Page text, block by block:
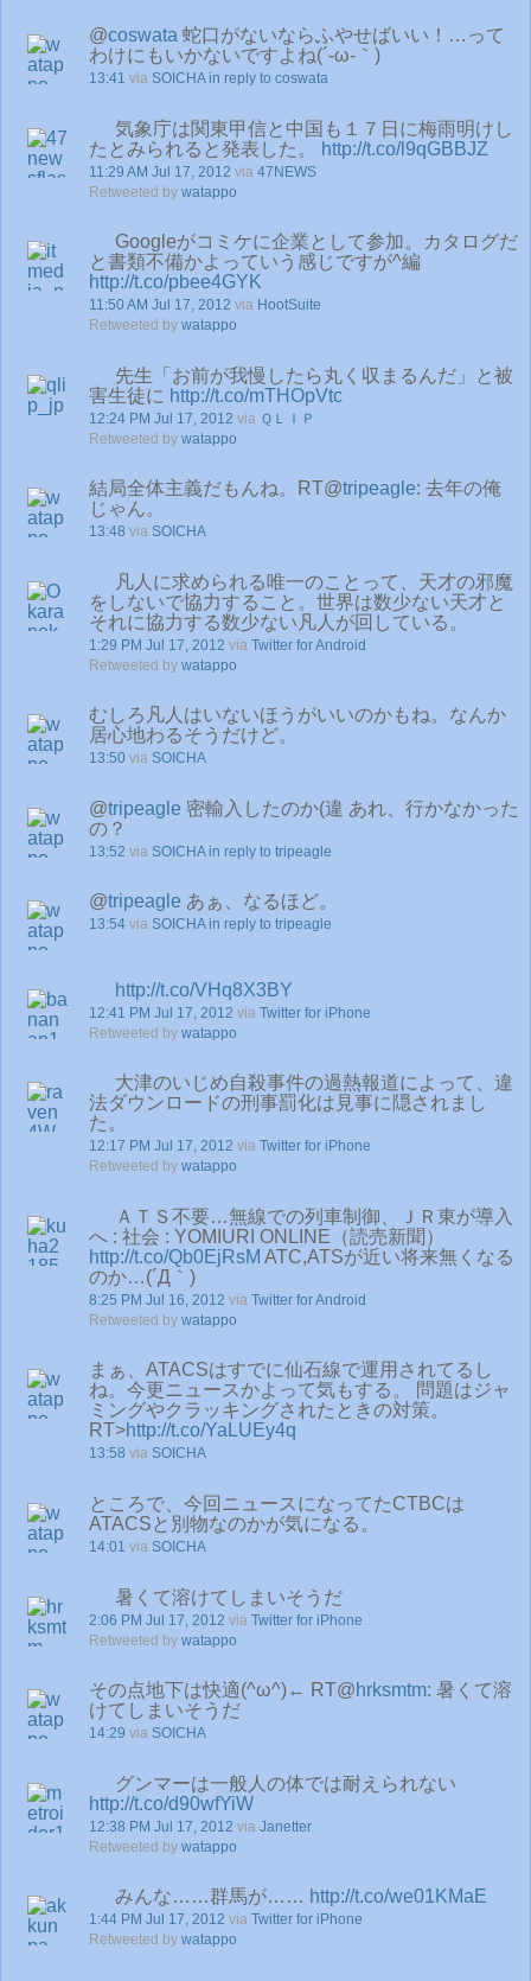
@coswata 蛇口がないならふやせばいい！…って
わけにもいかないですよね(´-ω-｀)
13:41 via SOICHA in reply to coswata
気象庁は関東甲信と中国も１７日に梅雨明けし
たとみられると発表した。
http://t.co/l9qGBBJZ
11:29 AM Jul 17, 2012 via 47NEWS
Retweeted by watappo
Googleがコミケに企業として参加。カタログだ
と書類不備かよっていう感じですが^編
http://t.co/pbee4GYK
11:50 AM Jul 17, 2012 via HootSuite
Retweeted by watappo
先生「お前が我慢したら丸く収まるんだ」と被
害生徒に http://t.co/mTHOpVtc
12:24 PM Jul 17, 2012 via ＱＬＩＰ
Retweeted by watappo
結局全体主義だもんね。RT@tripeagle: 去年の俺
じゃん。
13:48 via SOICHA
凡人に求められる唯一のことって、天才の邪魔
をしないで協力すること。世界は数少ない天才と
それに協力する数少ない凡人が回している。
1:29 PM Jul 17, 2012 via Twitter for Android
Retweeted by watappo
むしろ凡人はいないほうがいいのかもね。なんか
居心地わるそうだけど。
13:50 via SOICHA
@tripeagle 密輸入したのか(違 あれ、行かなかった
の？
13:52 via SOICHA in reply to tripeagle
@tripeagle あぁ、なるほど。
13:54 via SOICHA in reply to tripeagle
http://t.co/VHq8X3BY
12:41 PM Jul 17, 2012 via Twitter for iPhone
Retweeted by watappo
大津のいじめ自殺事件の過熱報道によって、違
法ダウンロードの刑事罰化は見事に隠されまし
た。
12:17 PM Jul 17, 2012 via Twitter for iPhone
Retweeted by watappo
ＡＴＳ不要…無線での列車制御、ＪＲ東が導入
へ : 社会 : YOMIURI ONLINE（読売新聞）
http://t.co/Qb0EjRsM ATC,ATSが近い将来無くなる
のか…(´Д｀)
8:25 PM Jul 16, 2012 via Twitter for Android
Retweeted by watappo
まぁ、ATACSはすでに仙石線で運用されてるし
ね。今更ニュースかよって気もする。 問題はジャ
ミングやクラッキングされたときの対策。
RT>http://t.co/YaLUEy4q
13:58 via SOICHA
ところで、今回ニュースになってたCTBCは
ATACSと別物なのかが気になる。
14:01 via SOICHA
暑くて溶けてしまいそうだ
2:06 PM Jul 17, 2012 via Twitter for iPhone
Retweeted by watappo
その点地下は快適(^ω^)← RT@hrksmtm: 暑くて溶
けてしまいそうだ
14:29 via SOICHA
グンマーは一般人の体では耐えられない
http://t.co/d90wfYiW
12:38 PM Jul 17, 2012 via Janetter
Retweeted by watappo
みんな……群馬が…… http://t.co/we01KMaE
1:44 PM Jul 17, 2012 via Twitter for iPhone
Retweeted by watappo